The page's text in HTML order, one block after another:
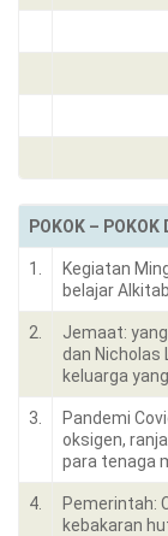
POKOK – POKOK
1.
Kegiatan
belajar
2.
Jemaat:
dan Nicholas
keluarga
3.
Pandemi
oksigen,
para tenaga
4.
Pemerintah:
kebakaran